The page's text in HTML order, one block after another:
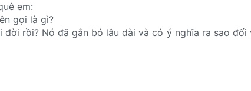
em:
gọi là gì?
đời rồi? Nó đã gắn bó lâu dài và có ý nghĩa ra sao đối